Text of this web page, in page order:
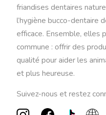
friandises dentaires
l’hygiène bucco-dentaire
efficace. Ensemble, elles
commune : offrir des
qualité pour aider les
et plus heureuse.
Suivez-nous et restez